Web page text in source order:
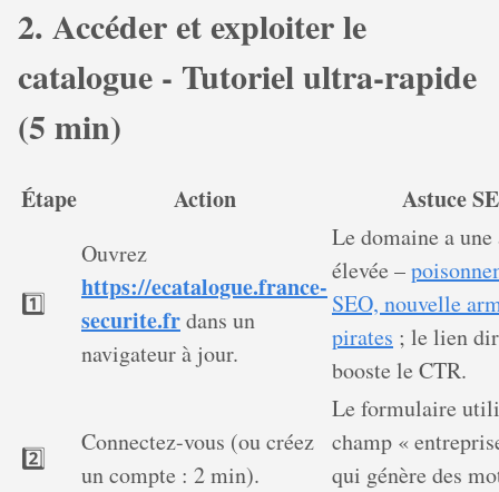
2. Accéder et exploiter le
catalogue - Tutoriel ultra-rapide
(5 min)
Étape Action Astuce
1️⃣
Ouvrez
https://ecatalogue.france-
securite.frdans un
navigateur à jour.
Le domaine a
élevée –
SEO, nouvelle
pirates ; le lien
booste le CTR.
2️⃣
Connectez-vous (ou créez
un compte : 2 min).
Le formulaire
champ «
qui génère des